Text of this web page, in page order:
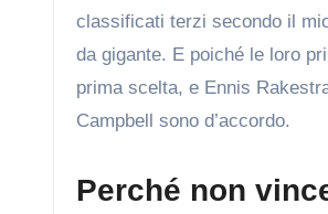
classificati terzi secondo il
da gigante. E poiché le loro
prima scelta, e Ennis
Campbell sono d’accordo.
Perché non